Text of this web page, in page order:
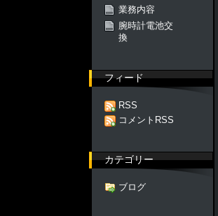
業務内容
腕時計電池交
換
フィード
RSS
コメントRSS
カテゴリー
ブログ